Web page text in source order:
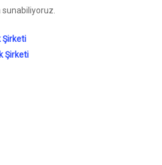
sunabiliyoruz.
Şirketi
Şirketi